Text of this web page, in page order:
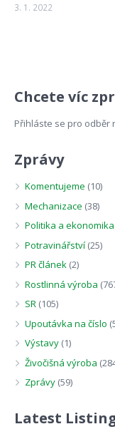
3. 1. 2022
Chcete víc
Přihláste se pro odběr
Zprávy
Komentujeme (10)
Mechanizace (38)
Politika a ekonomika
Potravinářství (25)
PR článek (2)
Rostlinná výroba
SR (105)
Upoutávka na číslo
Výstavy (1)
Živočišná výroba
Zprávy (59)
Latest